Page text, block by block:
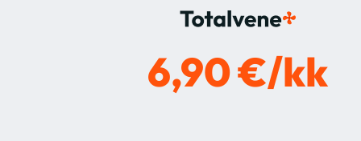
6,90 €/kk